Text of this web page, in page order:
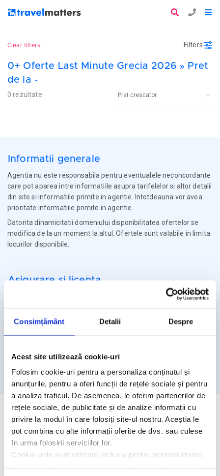
Consimțământ Detalii Despre
Acest site utilizează cookie-uri
Folosim cookie-uri pentru a personaliza conținutul și
anunțurile, pentru a oferi funcții de rețele sociale și pentru
a analiza traficul. De asemenea, le oferim partenerilor de
rețele sociale, de publicitate și de analize informații cu
privire la modul în care folosiți site-ul nostru. Aceștia le
pot combina cu alte informații oferite de dvs. sau culese
în urma folosirii serviciilor lor.
Cookie-urile sunt utilizate inclusiv pentru personalizarea
Clear filters Filters
0+ Oferte Last Minute Grecia 2026 » Pret
de la -
0 rezultate
Informatii generale
Agentia nu este responsabila pentru eventualele neconcordante
care pot aparea intre informatiile asupra tarifelelor si altor detalii
din site si informatiile primite in agentie. Intotdeauna vor avea
prioritate informatiile primite in agentie.
Datorita dinamicitatii domeniului disponibilitatea ofertelor se
modifica de la un moment la altul. Ofertele sunt valabile in limita
locurilor disponibile.
Asigurare si licenta
Agentia Travel Matters functioneaza sub Licenta de Turism nr.
Agentia Travel Matters este asigurata la Omniasig cu Polita
Licenta de turism Asigurare